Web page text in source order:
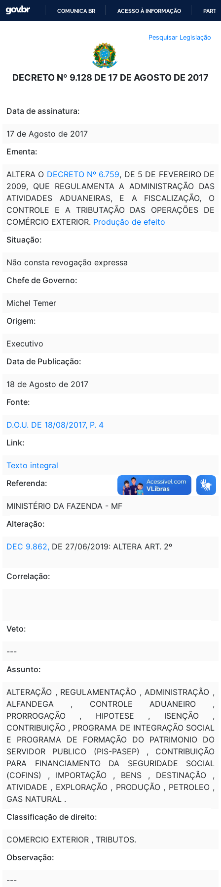
O
CONTEÚDO
COMUNICA BR ACESSO À INFORMAÇÃO
Pesquisar Legislação
DECRETO Nº 9.128 DE 17 DE AGOSTO DE 2017
Data de assinatura:
17 de Agosto de 2017
Ementa:
ALTERA O DECRETO Nº 6.759, DE 5 DE FEVEREIRO DE
2009, QUE REGULAMENTA A ADMINISTRAÇÃO DAS
ATIVIDADES ADUANEIRAS, E A FISCALIZAÇÃO, O
CONTROLE E A TRIBUTAÇÃO DAS OPERAÇÕES DE
COMÉRCIO EXTERIOR. Produção de efeito
Situação:
Não consta revogação expressa
Chefe de Governo:
Michel Temer
Origem:
Executivo
Data de Publicação:
18 de Agosto de 2017
Fonte:
D.O.U. DE 18/08/2017, P. 4
Link:
Texto integral
Referenda:
MINISTÉRIO DA FAZENDA - MF
Alteração:
DEC 9.862, DE 27/06/2019: ALTERA ART. 2º
Correlação:
Veto:
---
Assunto:
ALTERAÇÃO , REGULAMENTAÇÃO , ADMINISTRAÇÃO ,
ALFANDEGA , CONTROLE ADUANEIRO ,
PRORROGAÇÃO , HIPOTESE , ISENÇÃO ,
CONTRIBUIÇÃO , PROGRAMA DE INTEGRAÇÃO SOCIAL
E PROGRAMA DE FORMAÇÃO DO PATRIMONIO DO
SERVIDOR PUBLICO (PIS-PASEP) , CONTRIBUIÇÃO
PARA FINANCIAMENTO DA SEGURIDADE SOCIAL
(COFINS) , IMPORTAÇÃO , BENS , DESTINAÇÃO ,
ATIVIDADE , EXPLORAÇÃO , PRODUÇÃO , PETROLEO ,
GAS NATURAL .
Classificação de direito:
COMERCIO EXTERIOR , TRIBUTOS.
Observação:
---